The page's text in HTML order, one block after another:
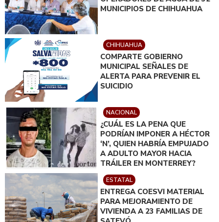
MUNICIPIOS DE CHIHUAHUA
CHIHUAHUA
COMPARTE GOBIERNO
MUNICIPAL SEÑALES DE
ALERTA PARA PREVENIR EL
SUICIDIO
NACIONAL
¿CUÁL ES LA PENA QUE
PODRÍAN IMPONER A HÉCTOR
‘N’, QUIEN HABRÍA EMPUJADO
A ADULTO MAYOR HACIA
TRÁILER EN MONTERREY?
ESTATAL
ENTREGA COESVI MATERIAL
PARA MEJORAMIENTO DE
VIVIENDA A 23 FAMILIAS DE